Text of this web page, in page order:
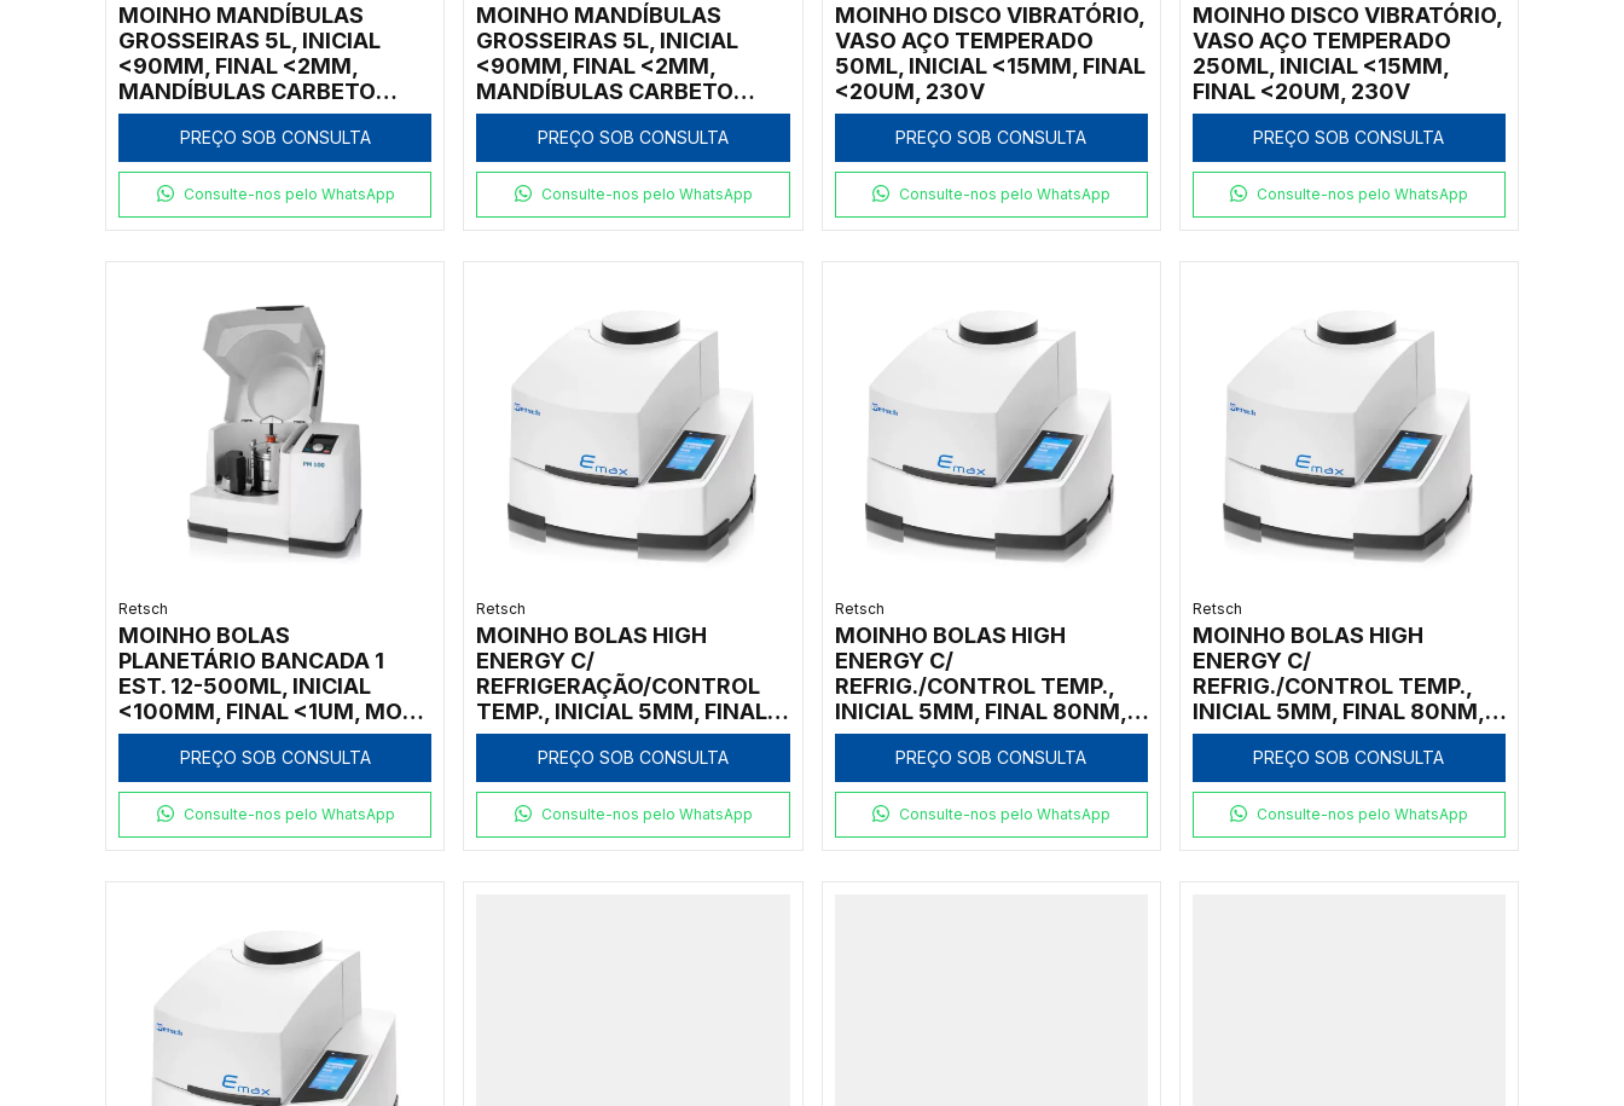
MOINHO MANDÍBULAS
GROSSEIRAS 5L, INICIAL
<90MM, FINAL <2MM,
MANDÍBULAS CARBETO
TUNGSTÊNIO/PLACAS AÇO
INOX, 400V
PREÇO SOB CONSULTA
Consulte-nos pelo WhatsApp
MOINHO MANDÍBULAS
GROSSEIRAS 5L, INICIAL
<90MM, FINAL <2MM,
MANDÍBULAS CARBETO
TUNGSTÊNIO/PLACAS AÇO
INOX, 230V
PREÇO SOB CONSULTA
Consulte-nos pelo WhatsApp
MOINHO DISCO VIBRATÓRIO,
VASO AÇO TEMPERADO
50ML, INICIAL <15MM, FINAL
<20UM, 230V
PREÇO SOB CONSULTA
Consulte-nos pelo WhatsApp
MOINHO DISCO VIBRATÓRIO,
VASO AÇO TEMPERADO
250ML, INICIAL <15MM,
FINAL <20UM, 230V
PREÇO SOB CONSULTA
Consulte-nos pelo WhatsApp
Retsch
MOINHO BOLAS
PLANETÁRIO BANCADA 1
EST. 12-500ML, INICIAL
<100MM, FINAL <1UM, MOA.
COLOIDAL <0,1UM REL VEL
PREÇO SOB CONSULTA
Consulte-nos pelo WhatsApp
Retsch
MOINHO BOLAS HIGH
ENERGY C/
REFRIGERAÇÃO/CONTROL
TEMP., INICIAL 5MM, FINAL
80NM, 2 VASOS ÓXIDO
ZIRCÔNIO 125ML
PREÇO SOB CONSULTA
Consulte-nos pelo WhatsApp
Retsch
MOINHO BOLAS HIGH
ENERGY C/
REFRIG./CONTROL TEMP.,
INICIAL 5MM, FINAL 80NM, 2
VASOS CARBETO
TUNGSTÊNIO 50ML
PREÇO SOB CONSULTA
Consulte-nos pelo WhatsApp
Retsch
MOINHO BOLAS HIGH
ENERGY C/
REFRIG./CONTROL TEMP.,
INICIAL 5MM, FINAL 80NM, 2
VASOS AÇO INOXIDÁVEL
50MLPREÇO SOB CONSULTA
Consulte-nos pelo WhatsApp